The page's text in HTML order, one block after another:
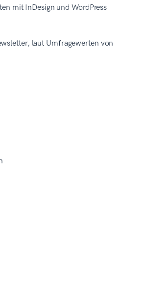
mit InDesign und WordPress
laut Umfragewerten von